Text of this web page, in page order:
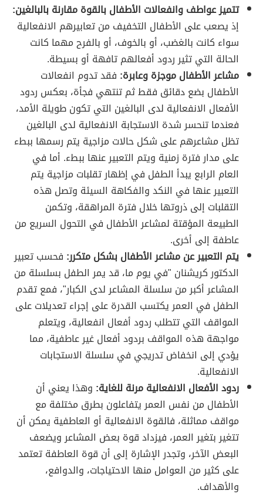
تتميز عواطف وانفعالات الأطفال بالقوة مقارنة بالبالغين:
إذ يصعب على الأطفال التخفيف من تعابيرهم الانفعالية
سواء كانت بالغضب، أو بالخوف، أو بالفرح مهما كانت
الحالة التي تثير ردود أفعالهم تافهة أو بسيطة.
مشاعر الأطفال موجزة وعابرة: فقد تدوم انفعالات
الأطفال بضع دقائق فقط ثم تنتهي فجأة، بعكس ردود
الأفعال الانفعالية لدى البالغين التي تكون طويلة الأمد،
فعندما تنحسر شدة الاستجابة الانفعالية لدى البالغين
تظل مشاعرهم على شكل حالات مزاجية يتم رسمها ببطء
على مدار فترة زمنية ويتم التعبير عنها ببطء. أما في
العام الرابع يبدأ الطفل في إظهار تقلبات مزاجية يتم
التعبير عنها في النكد والفكاهة السيئة وتصل هذه
التقلبات إلى ذروتها خلال فترة المراهقة، وتكمن
الطبيعة المؤقتة لمشاعر الأطفال في التحول السريع من
عاطفة إلى أخرى.
يتم التعبير عن مشاعر الأطفال بشكل متكرر: فحسب تعبير
الدكتور كريشنان "في يوم ما، قد يمر الطفل بسلسلة من
المشاعر أكبر من سلسلة المشاعر لدى الكبار"، فمع تقدم
الطفل في العمر يكتسب القدرة على إجراء تعديلات على
المواقف التي تتطلب ردود أفعال انفعالية، ويتعلم
مواجهة هذه المواقف بردود أفعال غير عاطفية، مما
يؤدي إلى انخفاض تدريجي في سلسلة الاستجابات
الانفعالية.
ردود الأفعال الانفعالية مرنة للغاية: وهذا يعني أن
الأطفال من نفس العمر يتفاعلون بطرق مختلفة مع
مواقف مماثلة، فالقوة الانفعالية أو العاطفية يمكن أن
تتغير بتغير العمر، فيزداد قوة بعض المشاعر ويضعف
البعض الآخر، وتجدر الإشارة إلى أن قوة العاطفة تعتمد
على كثير من العوامل منها الاحتياجات، والدوافع،
والأهداف.